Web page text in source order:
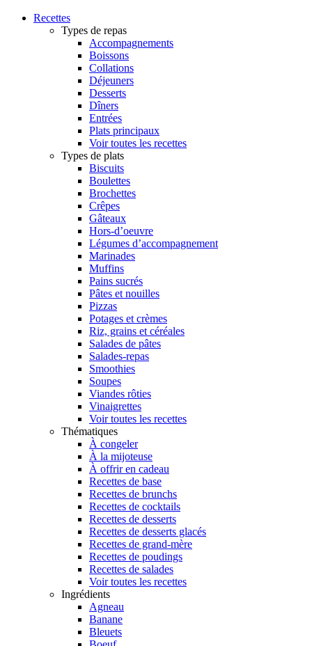
Recettes
Types de repas
Accompagnements
Boissons
Collations
Déjeuners
Desserts
Dîners
Entrées
Plats principaux
Voir toutes les recettes
Types de plats
Biscuits
Boulettes
Brochettes
Crêpes
Gâteaux
Hors-d’oeuvre
Légumes d’accompagnement
Marinades
Muffins
Pains sucrés
Pâtes et nouilles
Pizzas
Potages et crèmes
Riz, grains et céréales
Salades de pâtes
Salades-repas
Smoothies
Soupes
Viandes rôties
Vinaigrettes
Voir toutes les recettes
Thématiques
À congeler
À la mijoteuse
À offrir en cadeau
Recettes de base
Recettes de brunchs
Recettes de cocktails
Recettes de desserts
Recettes de desserts glacés
Recettes de grand-mère
Recettes de poudings
Recettes de salades
Voir toutes les recettes
Ingrédients
Agneau
Banane
Bleuets